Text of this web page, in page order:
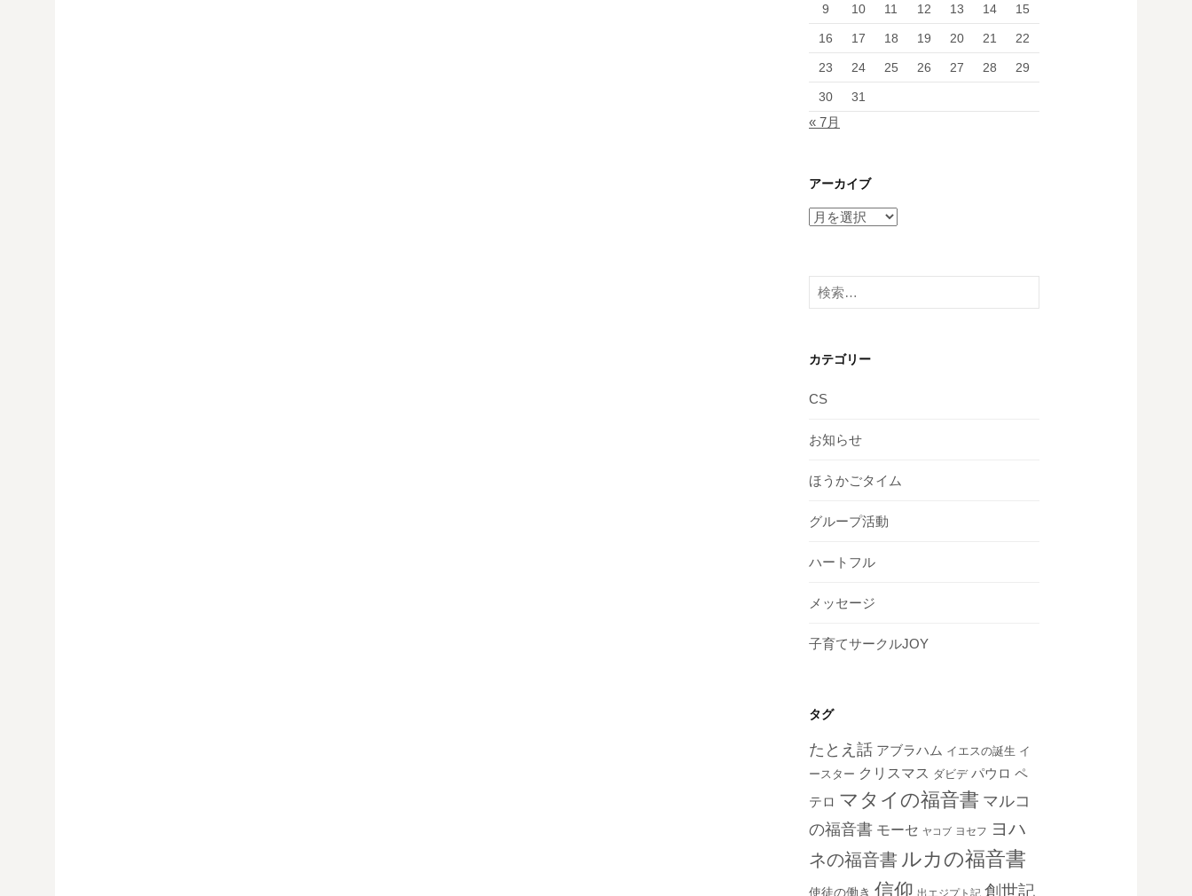
9 10 11 12 13 14 15
16 17 18 19 20 21 22
23 24 25 26 27 28 29
30 31
« 7月
アーカイブ
ア
イ
ブ
検
索:
カテゴリー
CS
お知らせ
ほうかごタイム
グループ活動
ハートフル
メッセージ
子育てサークルJOY
タグ
たとえ話 アブラハム イエスの誕生 イ
ースター クリスマス ダビデ パウロ ペ
テロ マタイの福音書 マルコ
の福音書 モーセ ヤコブ ヨセフ ヨハ
ネの福音書 ルカの福音書
使徒の働き 信仰 出エジプト記 創世記